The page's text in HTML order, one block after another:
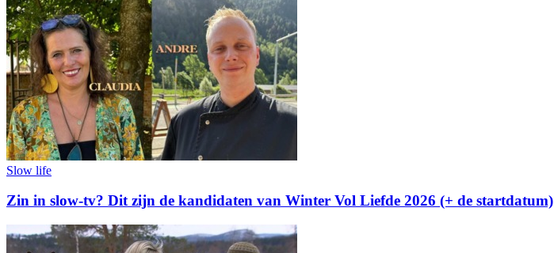
Slow life
Zin in slow-tv? Dit zijn de kandidaten van Winter Vol Liefde 2026 (+ de startdatum)